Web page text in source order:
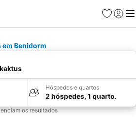
Favoritos
Iniciar
em Benidorm
Hóspedes e quartos
2 hóspedes, 1 quarto.
os resultados